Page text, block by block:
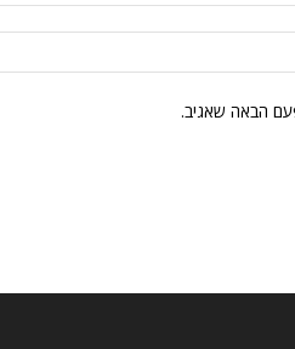
הבאה שאגיב.